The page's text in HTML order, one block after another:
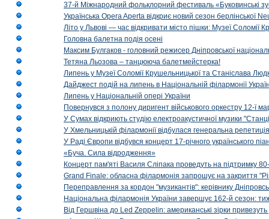
37-й Міжнародний фольклорний фестиваль «Буковинські
Українська Opera Aperta відкриє новий сезон берлінської
Літо у Львові — час відкривати місто пішки: Музеї Соломії
Головна балетна подія осені
Максим Булгаков - головний режисер Дніпровської
Тетяна Льозова – танцююча балетмейстерка!
Липень у Музеї Соломії Крушельницької та Станіслава
Дайджест подій на липень в Національній філармонії
Липень у Національній опері України
Повернувся з полону диригент військового оркестру 12-ї
У Сумах відкриють студію електроакустичної музики
У Хмельницькій філармонії відбулася генеральна
У Раді Європи відбувся концерт 17-річного українського
«Буча. Сила відродження»
Концерт пам'яті Василя Сліпака проведуть на підтримку
Grand Finale: обласна філармонія запрошує на закриття
Переправлення за кордон "музикантів": керівнику
Національна філармонія України завершує 162-й сезон:
Від Гершвіна до Led Zeppelin: американські зірки